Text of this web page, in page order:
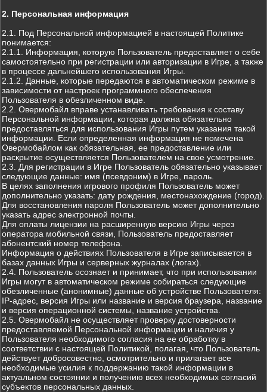
2. Персональная информация
2.1. Под Персональной информацией в настоящей Политике
понимается:
2.1.1. Информация, которую Пользователь предоставляет о себе
самостоятельно при регистрации или авторизации в Игре, а также
в процессе дальнейшего использования Игры.
2.1.2. Данные, которые передаются в автоматическом режиме в
зависимости от настроек программного обеспечения
Пользователя в обезличенном виде.
2.2. Овермобайл вправе устанавливать требования к составу
Персональной информации, которая должна обязательно
предоставляться для использования Игры путем указания такой
информации. Если определенная информация не помечена
Овермобайлом как обязательная, ее предоставление или
раскрытие осуществляется Пользователем на свое усмотрение.
2.3. Для регистрации в Игре Пользователь обязательно указывает
следующие данные: имя (псевдоним) в Игре, пароль.
В целях заполнения игрового профиля Пользователь может
дополнительно указать: дату рождения, местонахождение (город).
Для восстановления пароля Пользователь может дополнительно
указать адрес электронной почты.
Для оплаты лицензии на расширенную версию Игры через
оператора мобильной связи, Пользователь предоставляет
абонентский номер телефона.
Информация о действиях Пользователя в Игре записывается в
базах данных Игры и серверных журналах (логах).
2.4. Пользователь осознает и принимает, что при использовании
Игры могут в автоматическом режиме собираться следующие
обезличенные (анонимные) данные об устройстве Пользователя:
IP-адрес, версия Игры или название и версия браузера, название
и версия операционной системы, название устройства.
2.5. Овермобайл не осуществляет проверку достоверности
предоставляемой Персональной информации и наличия у
Пользователя необходимого согласия на ее обработку в
соответствии с настоящей Политикой, полагая, что Пользователь
действует добросовестно, осмотрительно и прилагает все
необходимые усилия к поддержанию такой информации в
актуальном состоянии и получению всех необходимых согласий
субъектов персональных данных.